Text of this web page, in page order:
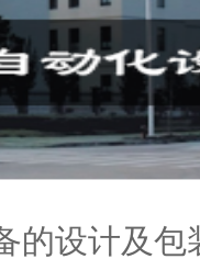
的设计及